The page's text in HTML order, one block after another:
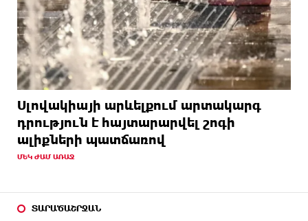
Սլովակիայի արևելքում արտակարգ
դրություն է հայտարարվել շոգի
ալիքների պատճառով
ՄԵԿ ԺԱՄ ԱՌԱՋ
ՏԱՐԱԾԱՇՐՋԱՆ